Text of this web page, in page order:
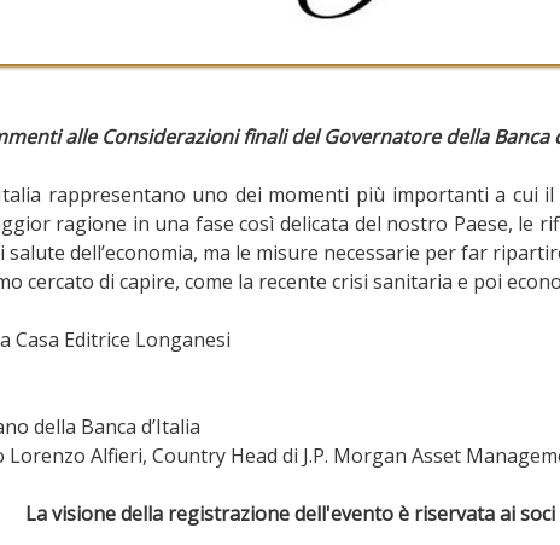
alle Considerazioni finali del Governatore della Banca
rappresentano uno dei momenti più importanti a
ragione in una fase così delicata del nostro Paese, le
dell’economia, ma le misure necessarie per far
cercato di capire, come la recente crisi sanitaria e poi
Casa Editrice Longanesi
della Banca d’Italia
Alfieri, Country Head di J.P. Morgan Asset
La visione della registrazione dell'evento è riservata ai soci